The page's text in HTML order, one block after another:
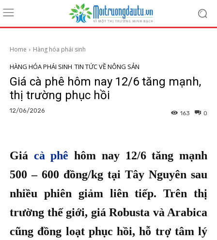
Home Hàng hóa phái sinh
HÀNG HÓA PHÁI SINH TIN TỨC VỀ NÔNG SẢN
Giá cà phê hôm nay 12/6 tăng mạnh,
thị trường phục hồi
12/06/2026 0
163
Giá cà phê hôm nay 12/6 tăng mạnh
500 – 600 đồng/kg tại Tây Nguyên sau
nhiều phiên giảm liên tiếp. Trên thị
trường thế giới, giá Robusta và Arabica
cũng đồng loạt phục hồi, hỗ trợ tâm lý